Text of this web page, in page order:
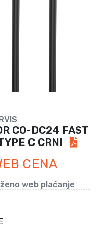
CO-DC24 FAST
C CRNI
CENA
web plaćanje